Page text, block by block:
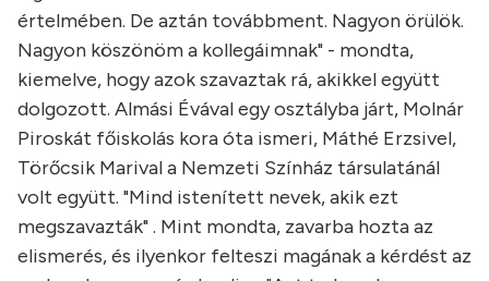
értelmében. De aztán továbbment. Nagyon örülök.
Nagyon köszönöm a kollegáimnak" - mondta,
kiemelve, hogy azok szavaztak rá, akikkel együtt
dolgozott. Almási Évával egy osztályba járt, Molnár
Piroskát főiskolás kora óta ismeri, Máthé Erzsivel,
Törőcsik Marival a Nemzeti Színház társulatánál
volt együtt. "Mind istenített nevek, akik ezt
megszavazták" . Mint mondta, zavarba hozta az
elismerés, és ilyenkor felteszi magának a kérdést az